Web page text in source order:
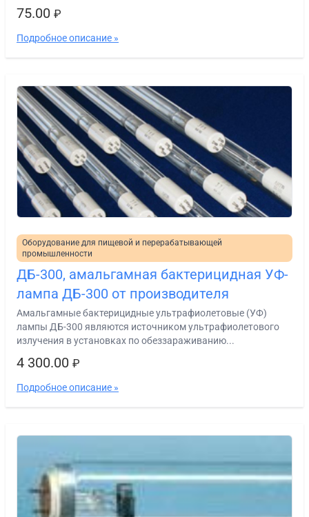
75.00 ₽
Подробное описание »
Оборудование для пищевой и перерабатывающей
промышленности
ДБ-300, амальгамная бактерицидная УФ-
лампа ДБ-300 от производителя
Амальгамные бактерицидные ультрафиолетовые (УФ)
лампы ДБ-300 являются источником ультрафиолетового
излучения в установках по обеззараживанию...
4 300.00 ₽
Подробное описание »